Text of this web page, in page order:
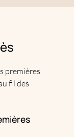
premières
fil des